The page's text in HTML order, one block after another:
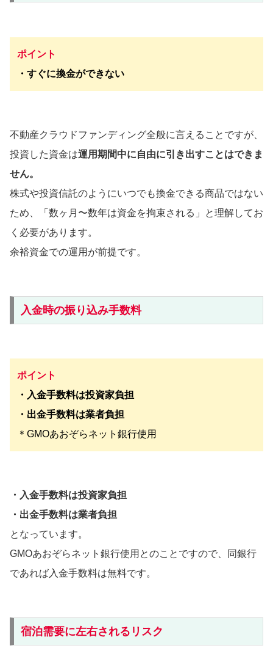
ポイント
・すぐに換金ができない
不動産クラウドファンディング全般に言えることですが、
投資した資金は運用期間中に自由に引き出すことはできま
せん。
株式や投資信託のようにいつでも換金できる商品ではない
ため、「数ヶ月〜数年は資金を拘束される」と理解してお
く必要があります。
余裕資金での運用が前提です。
入金時の振り込み手数料
ポイント
・入金手数料は投資家負担
・出金手数料は業者負担
＊GMOあおぞらネット銀行使用
・入金手数料は投資家負担
・出金手数料は業者負担
となっています。
GMOあおぞらネット銀行使用とのことですので、同銀行
であれば入金手数料は無料です。
宿泊需要に左右されるリスク